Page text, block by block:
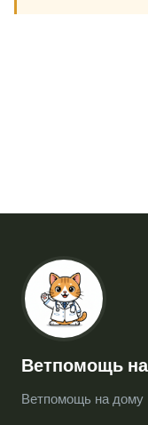
Ветпомощь
Ветпомощь на дому